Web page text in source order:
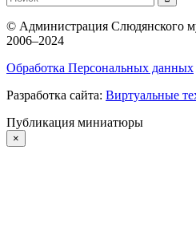
© Администрация Слюдянского
2006–2024
Обработка Персональных данных
Разработка сайта: Виртуальные
Публикация миниатюры
×